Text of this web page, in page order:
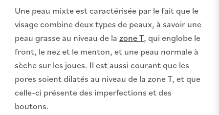
Une peau mixte est caractérisée par le fait que le
visage combine deux types de peaux, à savoir une
peau grasse au niveau de la zone T, qui englobe le
front, le nez et le menton, et une peau normale à
sèche sur les joues. Il est aussi courant que les
pores soient dilatés au niveau de la zone T, et que
celle-ci présente des imperfections et des
boutons.